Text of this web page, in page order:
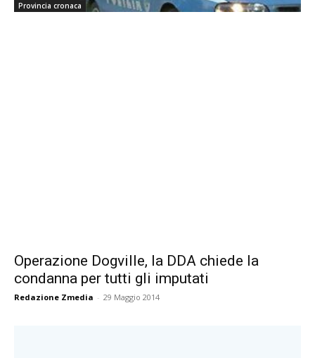
Provincia cronaca
Operazione Dogville, la DDA chiede la
condanna per tutti gli imputati
Redazione Zmedia - 29 Maggio 2014